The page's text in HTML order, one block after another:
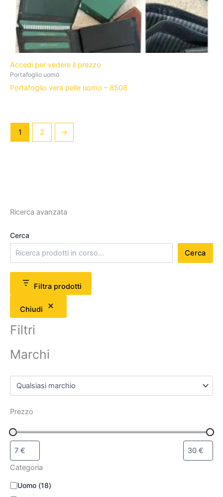
Ricerca avanzata
Cerca
Cerca
Filtra prodotti
Chiudi
Filtri
Marchi
Prezzo
Categoria
Uomo (18)
Accedi per vedere il prezzo
Portafoglio uomo
Portafoglio vera pelle uomo – 8508
1 2 →